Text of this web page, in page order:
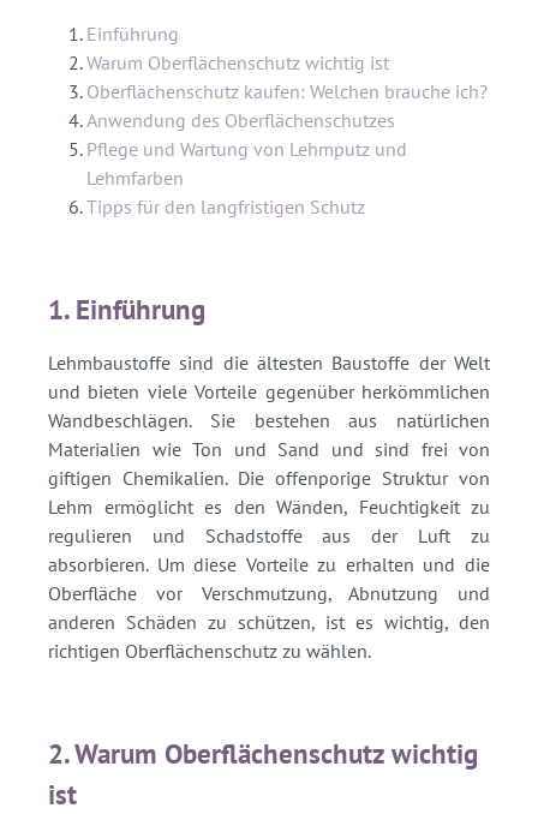
Einführung
Warum Oberflächenschutz wichtig ist
Oberflächenschutz kaufen: Welchen brauche ich?
Anwendung des Oberflächenschutzes
Pflege und Wartung von Lehmputz und
Lehmfarben
Tipps für den langfristigen Schutz
1. Einführung
Lehmbaustoffe sind die ältesten Baustoffe der Welt
und bieten viele Vorteile gegenüber herkömmlichen
Wandbeschlägen. Sie bestehen aus natürlichen
Materialien wie Ton und Sand und sind frei von
giftigen Chemikalien. Die offenporige Struktur von
Lehm ermöglicht es den Wänden, Feuchtigkeit zu
regulieren und Schadstoffe aus der Luft zu
absorbieren. Um diese Vorteile zu erhalten und die
Oberfläche vor Verschmutzung, Abnutzung und
anderen Schäden zu schützen, ist es wichtig, den
richtigen Oberflächenschutz zu wählen.
2. Warum Oberflächenschutz wichtig
ist